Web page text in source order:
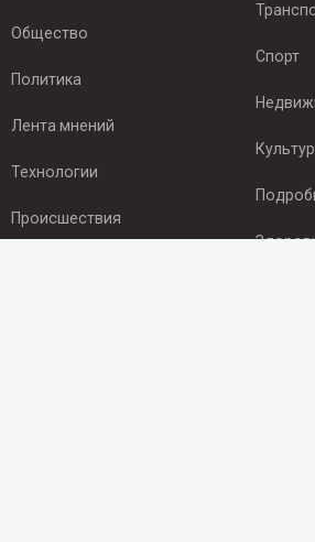
Общество
Политика
Лента мнений
Технологии
Происшествия
Спорт